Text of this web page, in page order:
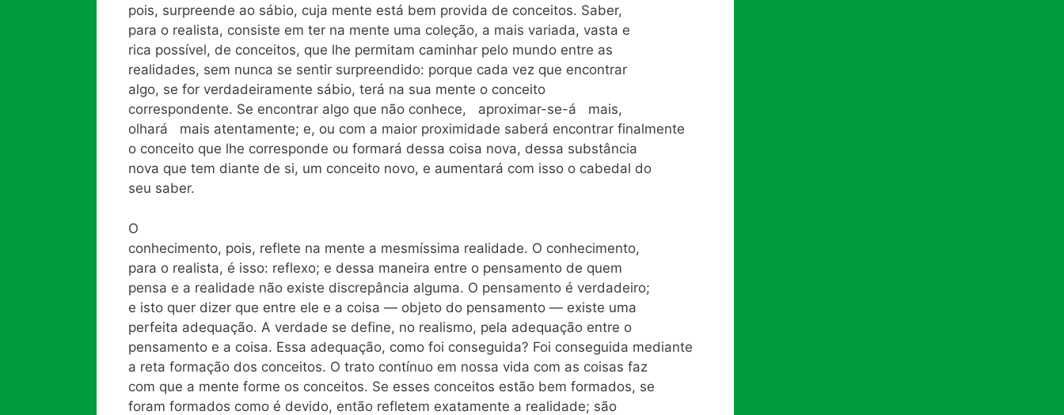
pois, surpreende ao sábio, cuja mente está bem provida de conceitos. Saber,
para o realista, consiste em ter na mente uma coleção, a mais variada, vasta e
rica possível, de conceitos, que lhe permitam caminhar pelo mundo entre as
realidades, sem nunca se sentir surpreendido: porque cada vez que encontrar
algo, se for verdadeiramente sábio, terá na sua mente o conceito
correspondente. Se encontrar algo que não conhece, aproximar-se-á mais,
olhará mais atentamente; e, ou com a maior proximidade saberá encontrar finalmente
o conceito que lhe corresponde ou formará dessa coisa nova, dessa substância
nova que tem diante de si, um conceito novo, e aumentará com isso o cabedal do
seu saber.
O
conhecimento, pois, reflete na mente a mesmíssima realidade. O conhecimento,
para o realista, é isso: reflexo; e dessa maneira entre o pensamento de quem
pensa e a realidade não existe discrepância alguma. O pensamento é verdadeiro;
e isto quer dizer que entre ele e a coisa — objeto do pensamento — existe uma
perfeita adequação. A verdade se define, no realismo, pela adequação entre o
pensamento e a coisa. Essa adequação, como foi conseguida? Foi conseguida mediante
a reta formação dos conceitos. O trato contínuo em nossa vida com as coisas faz
com que a mente forme os conceitos. Se esses conceitos estão bem formados, se
foram formados como é devido, então refletem exatamente a realidade; são